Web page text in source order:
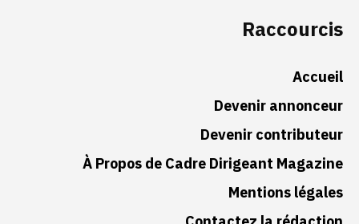
Raccourcis
Accueil
Devenir annonceur
Devenir contributeur
À Propos de Cadre Dirigeant Magazine
Mentions légales